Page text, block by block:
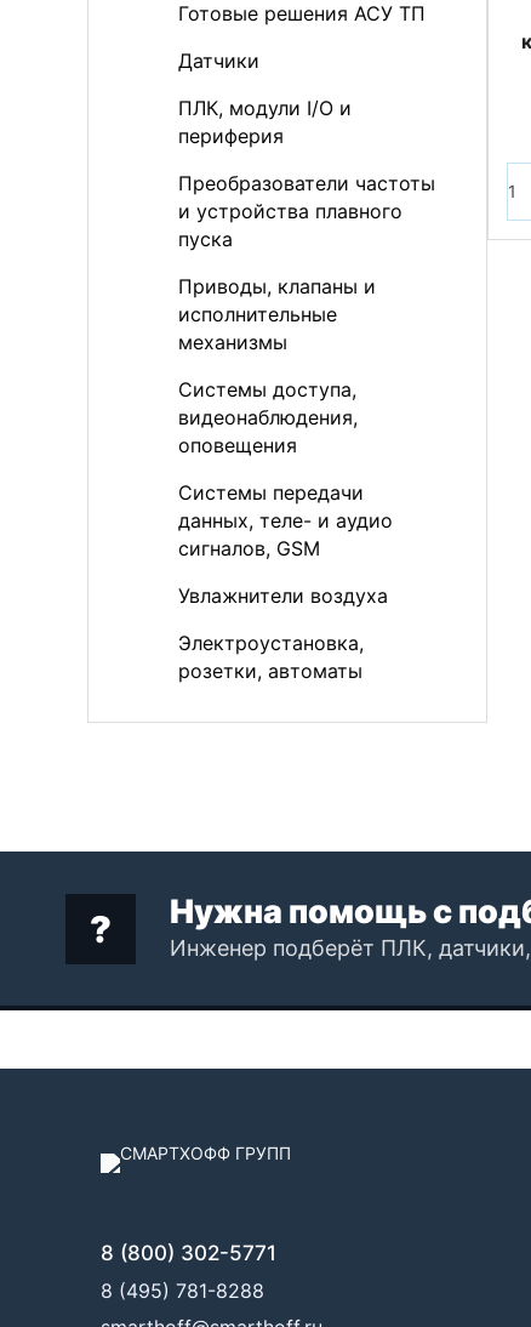
Готовые решения АСУ ТП
Датчики
ПЛК, модули I/O и
периферия
Преобразователи частоты
и устройства плавного
пуска
Приводы, клапаны и
исполнительные
механизмы
Системы доступа,
видеонаблюдения,
оповещения
Системы передачи
данных, теле- и аудио
сигналов, GSM
Увлажнители воздуха
Электроустановка,
розетки, автоматы
Нужна помощь с
Инженер подберёт ПЛК,
8 (800) 302-5771
8 (495) 781-8288